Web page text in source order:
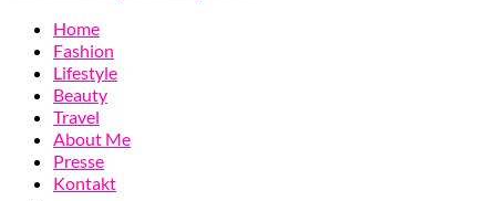
Home
Fashion
Lifestyle
Beauty
Travel
About Me
Presse
Kontakt